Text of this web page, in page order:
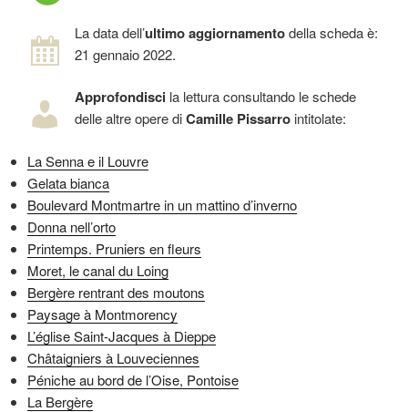
La data dell’ultimo aggiornamentodella scheda è:
21 gennaio 2022.
Approfondisci la lettura consultando le schede
delle altre opere diCamille Pissarro intitolate:
La Senna e il Louvre
Gelata bianca
Boulevard Montmartre in un mattino d’inverno
Donna nell’orto
Printemps. Pruniers en fleurs
Moret, le canal du Loing
Bergère rentrant des moutons
Paysage à Montmorency
L’église Saint-Jacques à Dieppe
Châtaigniers à Louveciennes
Péniche au bord de l’Oise, Pontoise
La Bergère